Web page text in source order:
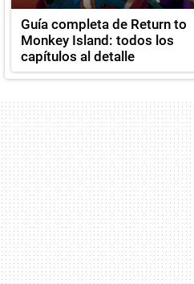
Guía completa de Return to
Monkey Island: todos los
capítulos al detalle